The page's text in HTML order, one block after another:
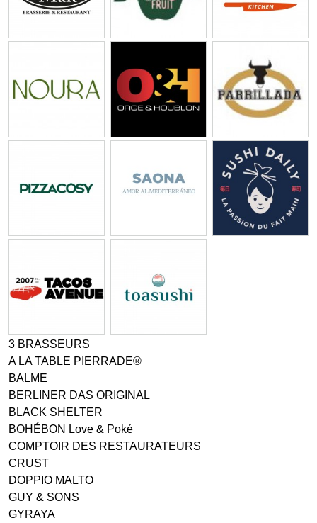
3 BRASSEURS
A LA TABLE PIERRADE®
BALME
BERLINER DAS ORIGINAL
BLACK SHELTER
BOHÉBON Love & Poké
COMPTOIR DES RESTAURATEURS
CRUST
DOPPIO MALTO
GUY & SONS
GYRAYA